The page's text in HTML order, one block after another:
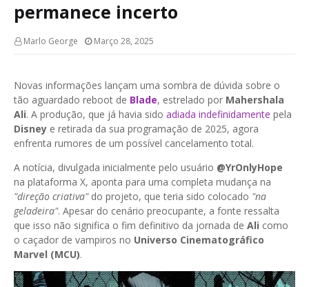
permanece incerto
Marlo George Março 28, 2025
Novas informações lançam uma sombra de dúvida sobre o
tão aguardado reboot de Blade, estrelado por Mahershala
Ali. A produção, que já havia sido adiada indefinidamente pela
Disney e retirada da sua programação de 2025, agora
enfrenta rumores de um possível cancelamento total.
A notícia, divulgada inicialmente pelo usuário @YrOnlyHope
na plataforma X, aponta para uma completa mudança na
"direção criativa"do projeto, que teria sido colocado "na
geladeira". Apesar do cenário preocupante, a fonte ressalta
que isso não significa o fim definitivo da jornada de Ali como
o caçador de vampiros no Universo Cinematográfico
Marvel (MCU).